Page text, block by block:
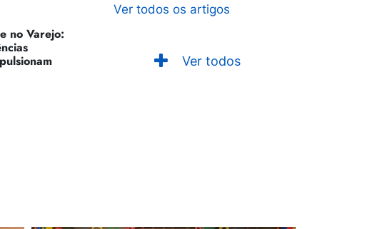
no Varejo:
Ver todos os artigos
Ver todos